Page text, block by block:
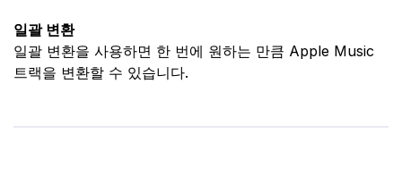
일괄 변환
일괄 변환을 사용하면 한 번에 원하는 만큼 Apple Music
트랙을 변환할 수 있습니다.